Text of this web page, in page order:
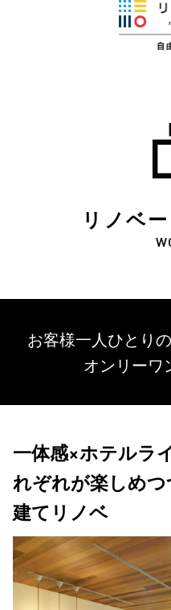
リノベ
お客様一人ひとり
オンリーワ
一体感×ホテルラ
れぞれが楽しめ
建てリノベ